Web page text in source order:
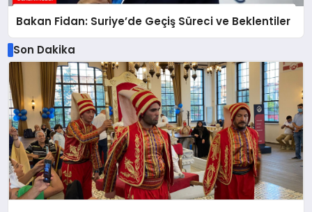
Bakan Fidan: Suriye’de Geçiş Süreci ve Beklentiler
Son Dakika